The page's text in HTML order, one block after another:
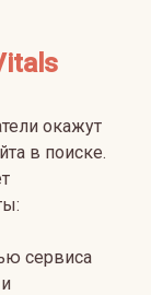
окажут
в поиске.
сервиса